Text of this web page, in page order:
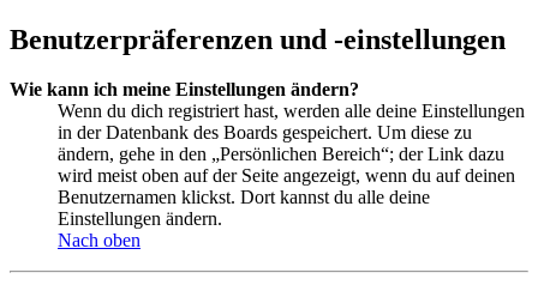
Benutzerpräferenzen und -einstellungen
Wie kann ich meine Einstellungen ändern?
Wenn du dich registriert hast, werden alle deine Einstellungen
in der Datenbank des Boards gespeichert. Um diese zu
ändern, gehe in den „Persönlichen Bereich“; der Link dazu
wird meist oben auf der Seite angezeigt, wenn du auf deinen
Benutzernamen klickst. Dort kannst du alle deine
Einstellungen ändern.
Nach oben